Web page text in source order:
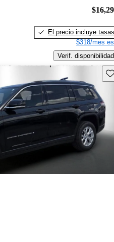
El precio incluye tasas
$318/mes
Verif. disponibilidad